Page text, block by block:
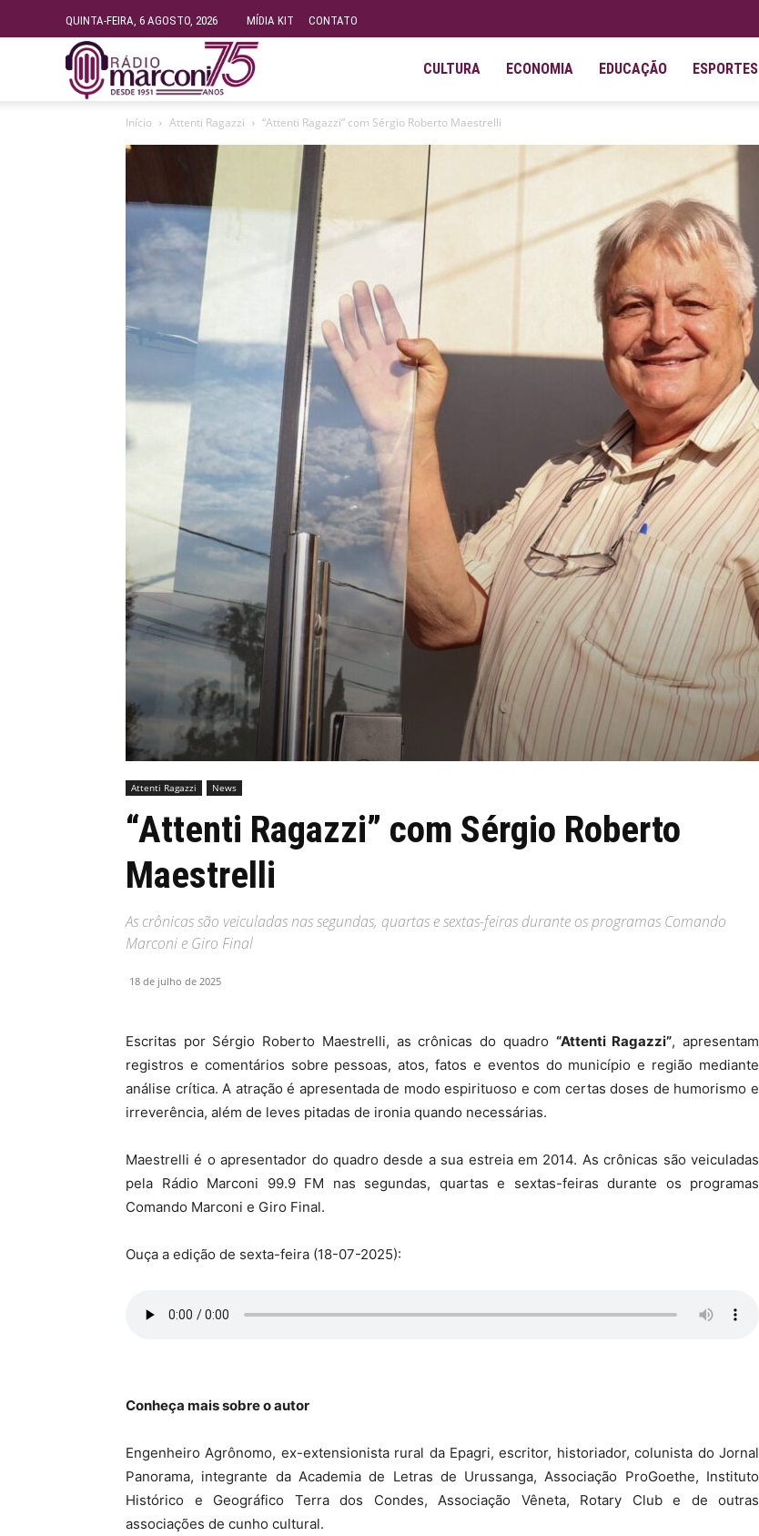
QUINTA-FEIRA, 6 AGOSTO, 2026 MÍDIA KIT CONTATO
Fundação
Marconi
99.9
MHZ
CULTURA ECONOMIA EDUCAÇÃO ESPORTES
Início Attenti Ragazzi “Attenti Ragazzi” com Sérgio Roberto Maestrelli
Attenti Ragazzi News
“Attenti Ragazzi” com Sérgio Roberto
Maestrelli
As crônicas são veiculadas nas segundas, quartas e sextas-feiras durante os programas Comando
Marconi e Giro Final
18 de julho de 2025
Escritas por Sérgio Roberto Maestrelli, as crônicas do quadro “Attenti Ragazzi”, apresentam
registros e comentários sobre pessoas, atos, fatos e eventos do município e região mediante
análise crítica. A atração é apresentada de modo espirituoso e com certas doses de humorismo e
irreverência, além de leves pitadas de ironia quando necessárias.
Maestrelli é o apresentador do quadro desde a sua estreia em 2014. As crônicas são veiculadas
pela Rádio Marconi 99.9 FM nas segundas, quartas e sextas-feiras durante os programas
Comando Marconi e Giro Final.
Ouça a edição de sexta-feira (18-07-2025):
Conheça mais sobre o autor
Engenheiro Agrônomo, ex-extensionista rural da Epagri, escritor, historiador, colunista do Jornal
Panorama, integrante da Academia de Letras de Urussanga, Associação ProGoethe, Instituto
Histórico e Geográfico Terra dos Condes, Associação Vêneta, Rotary Club e de outras
associações de cunho cultural.